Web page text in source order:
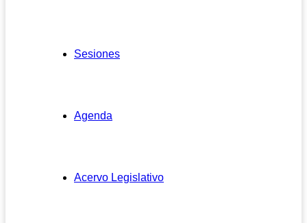
Sesiones
Agenda
Acervo Legislativo